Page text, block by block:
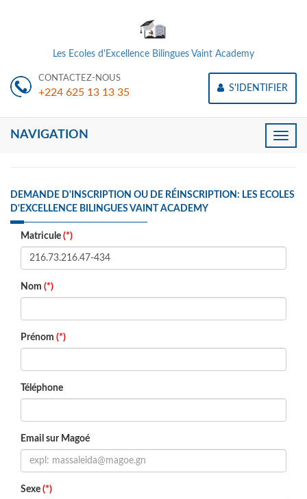
Les Ecoles d'Excellence Bilingues Vaint Academy
CONTACTEZ-NOUS
+224 625 13 13 35 S'IDENTIFIER
Toggle
NAVIGATION
DEMANDE D'INSCRIPTION OU DE RÉINSCRIPTION: LES ECOLES
D'EXCELLENCE BILINGUES VAINT ACADEMY
Matricule (*)
Nom (*)
Prénom (*)
Téléphone
Email sur Magoé
Sexe (*)